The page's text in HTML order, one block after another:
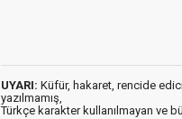
UYARI: Küfür, hakaret, rencide
yazılmamış,
Türkçe karakter kullanılmayan ve